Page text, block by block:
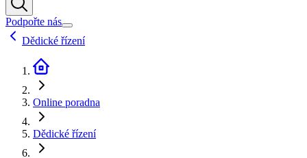
Podpořte nás
Dědické řízení
Online poradna
Dědické řízení